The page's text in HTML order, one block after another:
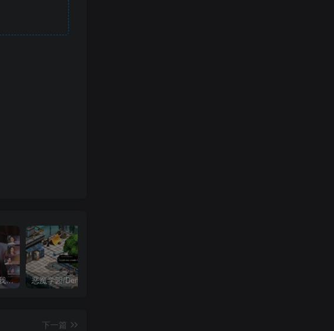
《美女，请别影响我成仙全球版》中文版
下一篇